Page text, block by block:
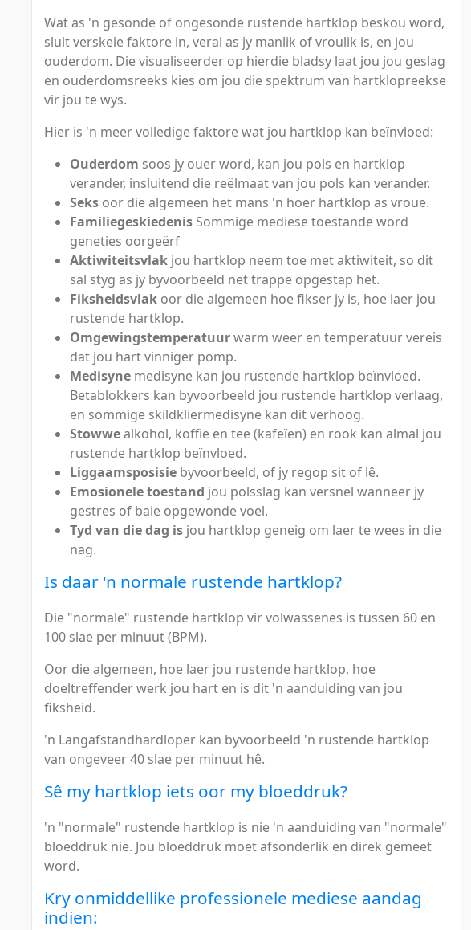
Wat as 'n gesonde of ongesonde rustende hartklop beskou word,
sluit verskeie faktore in, veral as jy manlik of vroulik is, en jou
ouderdom. Die visualiseerder op hierdie bladsy laat jou jou geslag
en ouderdomsreeks kies om jou die spektrum van hartklopreekse
vir jou te wys.
Hier is 'n meer volledige faktore wat jou hartklop kan beïnvloed:
Ouderdom soos jy ouer word, kan jou pols en hartklop
verander, insluitend die reëlmaat van jou pols kan verander.
Seks oor die algemeen het mans 'n hoër hartklop as vroue.
Familiegeskiedenis Sommige mediese toestande word
geneties oorgeërf
Aktiwiteitsvlak jou hartklop neem toe met aktiwiteit, so dit
sal styg as jy byvoorbeeld net trappe opgestap het.
Fiksheidsvlak oor die algemeen hoe fikser jy is, hoe laer jou
rustende hartklop.
Omgewingstemperatuurwarm weer en temperatuur vereis
dat jou hart vinniger pomp.
Medisyne medisyne kan jou rustende hartklop beïnvloed.
Betablokkers kan byvoorbeeld jou rustende hartklop verlaag,
en sommige skildkliermedisyne kan dit verhoog.
Stowwealkohol, koffie en tee (kafeïen) en rook kan almal jou
rustende hartklop beïnvloed.
Liggaamsposisie byvoorbeeld, of jy regop sit of lê.
Emosionele toestand jou polsslag kan versnel wanneer jy
gestres of baie opgewonde voel.
Tyd van die dag is jou hartklop geneig om laer te wees in die
nag.
Is daar 'n normale rustende hartklop?
Die "normale" rustende hartklop vir volwassenes is tussen 60 en
100 slae per minuut (BPM).
Oor die algemeen, hoe laer jou rustende hartklop, hoe
doeltreffender werk jou hart en is dit 'n aanduiding van jou
fiksheid.
'n Langafstandhardloper kan byvoorbeeld 'n rustende hartklop
van ongeveer 40 slae per minuut hê.
Sê my hartklop iets oor my bloeddruk?
'n "normale" rustende hartklop is nie 'n aanduiding van "normale"
bloeddruk nie. Jou bloeddruk moet afsonderlik en direk gemeet
word.
Kry onmiddellike professionele mediese aandag
indien: